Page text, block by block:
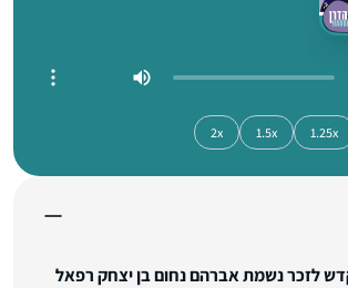
1.25x
1.5x
2x
לזכר נשמת אברהם נחום בן יצחק רפאל